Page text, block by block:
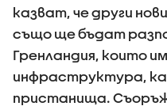
казват, че други
също ще бъдат
Гренландия, които
инфраструктура,
пристанища.